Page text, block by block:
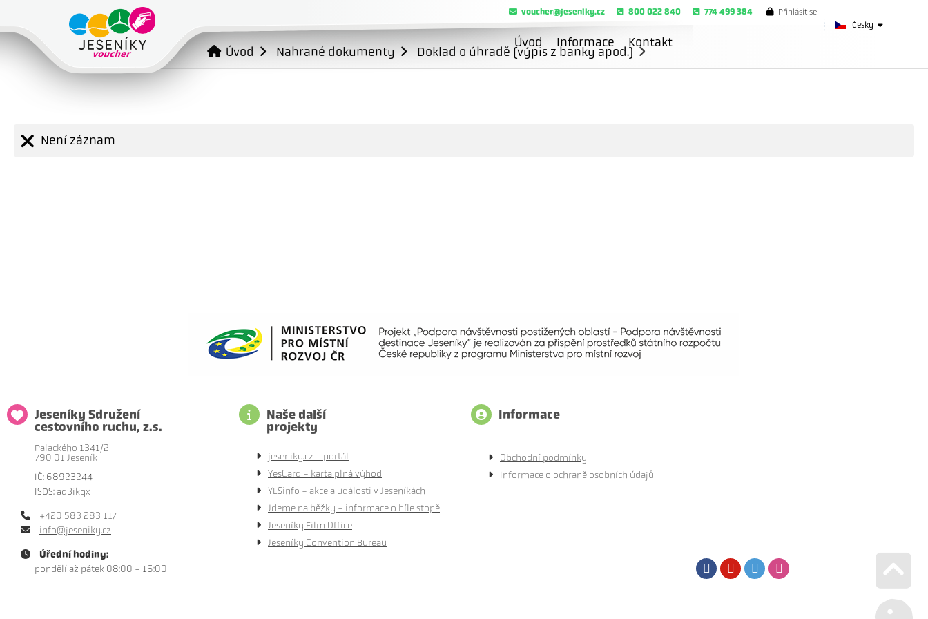
Česky
voucher@jeseniky.cz 800 022 840 774 499 384 Přihlásit se
Úvod Informace Kontakt
Úvod Nahrané dokumenty Doklad o úhradě (výpis z banky apod.)
Není záznam
Jeseníky Sdružení
cestovního ruchu, z.s.
Palackého 1341/2
790 01 Jeseník
IČ: 68923244
ISDS: aq3ikqx
+420 583 283 117
info@jeseniky.cz
Úřední hodiny:
pondělí až pátek 08:00 - 16:00
Naše další
projekty
jeseniky.cz - portál
YesCard - karta plná výhod
YESinfo - akce a události v Jeseníkách
Jdeme na běžky - informace o bíle stopě
Jeseníky Film Office
Jeseníky Convention Bureau
Informace
Obchodní podmínky
Informace o ochraně osobních údajů
FacebookYoutubeTwitter
Go